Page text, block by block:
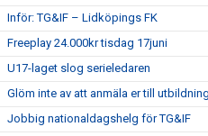
Inför: TG&IF – Lidköpings FK
Freeplay 24.000kr tisdag 17juni
U17-laget slog serieledaren
Glöm inte av att anmäla er till
Jobbig nationaldagshelg för TG&IF